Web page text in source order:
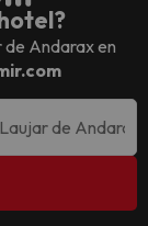
de Andaraxen